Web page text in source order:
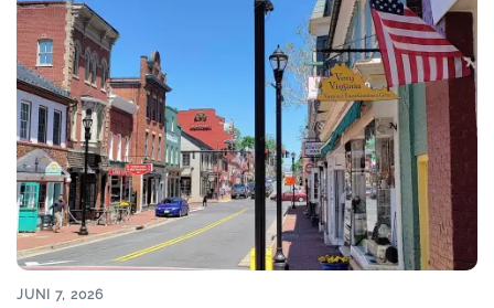
JUNI 7, 2026